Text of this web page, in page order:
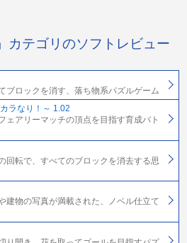
カテゴリのソフトレビュー
ブロックを消す、落ち物系パズルゲーム
ラなり！～ 1.02
ェアリーマッチの頂点を目指す育成バト
回転で、すべてのブロックを消去する思
建物の写真が満載された、ノベル仕立て